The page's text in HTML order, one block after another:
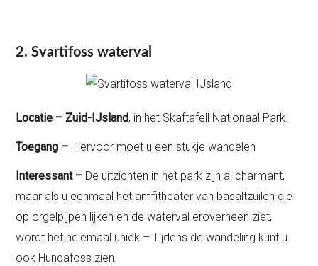
2. Svartifoss waterval
Locatie – Zuid-IJsland, in het Skaftafell Nationaal Park.
Toegang – Hiervoor moet u een stukje wandelen
Interessant – De uitzichten in het park zijn al charmant,
maar als u eenmaal het amfitheater van basaltzuilen die
op orgelpijpen lijken en de waterval eroverheen ziet,
wordt het helemaal uniek – Tijdens de wandeling kunt u
ook Hundafoss zien.